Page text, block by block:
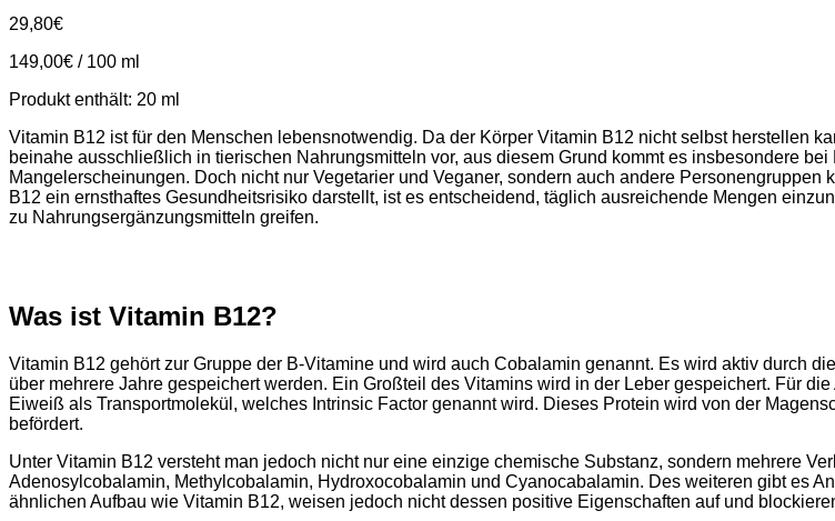
29,80€
149,00€ / 100 ml
Produkt enthält: 20 ml
Vitamin B12 ist für den Menschen lebensnotwendig. Da der Körper Vitamin B12 nicht selbst herstellen
beinahe ausschließlich in tierischen Nahrungsmitteln vor, aus diesem Grund kommt es insbesondere
Mangelerscheinungen. Doch nicht nur Vegetarier und Veganer, sondern auch andere
B12 ein ernsthaftes Gesundheitsrisiko darstellt, ist es entscheidend, täglich ausreichende Mengen
zu Nahrungsergänzungsmitteln greifen.
Was ist Vitamin B12?
Vitamin B12 gehört zur Gruppe der B-Vitamine und wird auch Cobalamin genannt. Es wird aktiv durch
über mehrere Jahre gespeichert werden. Ein Großteil des Vitamins wird in der Leber gespeichert. Für
Eiweiß als Transportmolekül, welches Intrinsic Factor genannt wird. Dieses Protein wird von der
befördert.
Unter Vitamin B12 versteht man jedoch nicht nur eine einzige chemische Substanz, sondern mehrere
Adenosylcobalamin, Methylcobalamin, Hydroxocobalamin und Cyanocabalamin. Des weiteren gibt es
ähnlichen Aufbau wie Vitamin B12, weisen jedoch nicht dessen positive Eigenschaften auf und